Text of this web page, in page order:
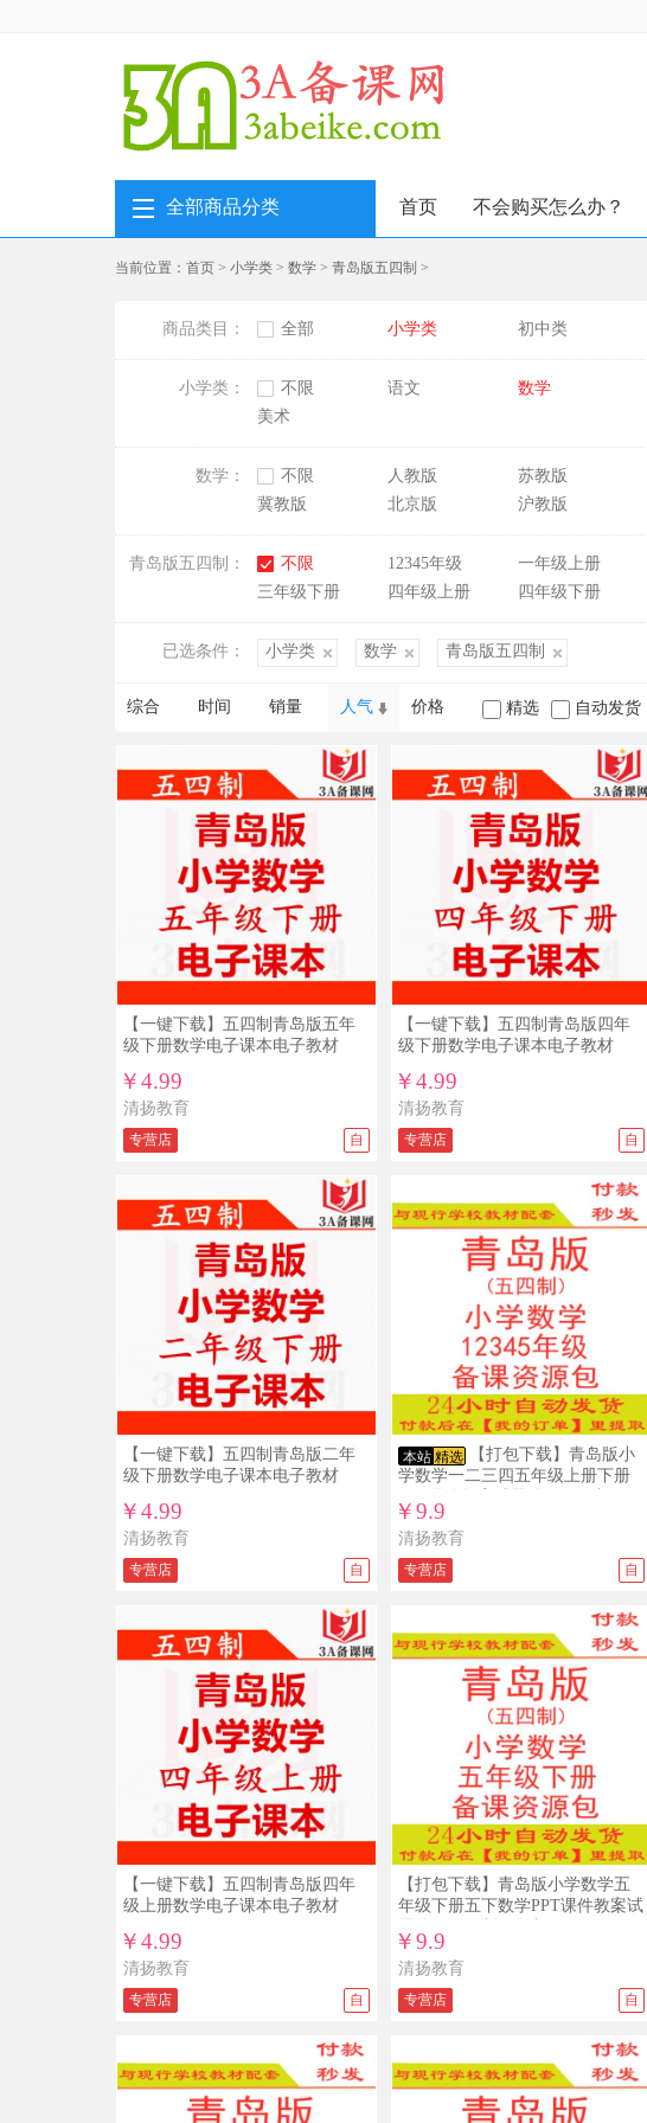
全部商品分类 首页 不会购买怎么办？
当前位置： 首页 > 小学类 > 数学 > 青岛版五四制 >
商品类目： 全部 小学类 初中类
小学类： 不限 语文 数学
美术
数学： 不限 人教版 苏教版
冀教版
北京版 沪教版
青岛版五四制： 不限 12345年级 一年级上册
三年级下册
四年级上册 四年级下册
已选条件： 小学类 数学 青岛版五四制
综合 时间 销量 人气 价格 精选 自动发货
【一键下载】五四制青岛版五年
级下册数学电子课本电子教材
￥4.99
清扬教育
专营店 自
【一键下载】五四制青岛版四年
级下册数学电子课本电子教材
￥4.99
清扬教育
专营店 自
【一键下载】五四制青岛版二年
级下册数学电子课本电子教材
￥4.99
清扬教育
专营店 自
本站 精选
【打包下载】青岛版小
学数学一二三四五年级上册下册
制
￥9.9
清扬教育
专营店 自
【一键下载】五四制青岛版四年
级上册数学电子课本电子教材
￥4.99
清扬教育
专营店 自
【打包下载】青岛版小学数学五
年级下册五下数学PPT课件教案试
￥9.9
清扬教育
专营店 自